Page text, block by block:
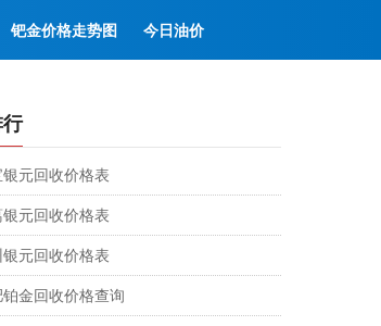
钯金价格走势图 今日油价
银元回收价格表
元回收价格表
元回收价格表
金回收价格查询